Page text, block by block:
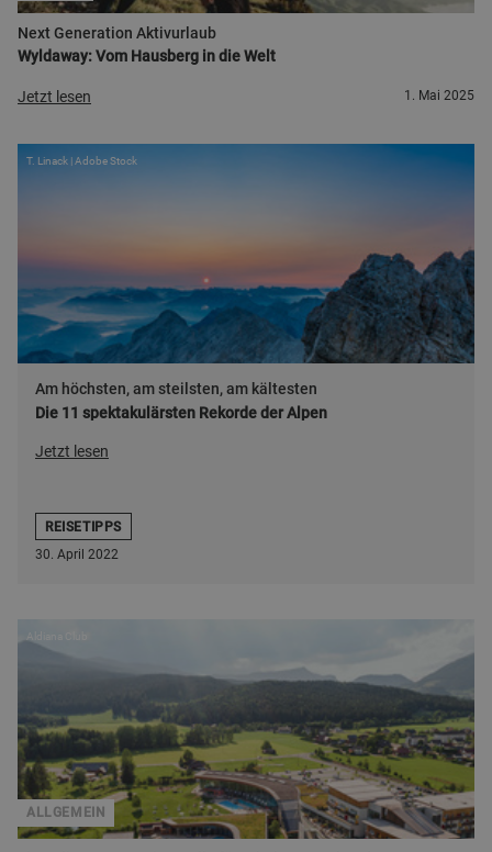
Next Generation Aktivurlaub
Wyldaway: Vom Hausberg in die Welt
Jetzt lesen 1. Mai 2025
ALLGEMEIN
Aldiana Club
T. Linack | Adobe Stock
Am höchsten, am steilsten, am kältesten
Die 11 spektakulärsten Rekorde der Alpen
Jetzt lesen
REISETIPPS
30. April 2022